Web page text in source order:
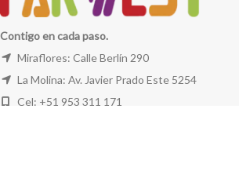
Contigo en cada paso.
Miraflores: Calle Berlín 290
La Molina: Av. Javier Prado Este 5254
Cel: +51 953 311 171